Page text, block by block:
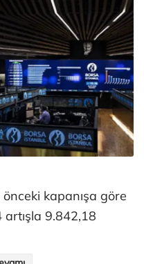
kapanışa göre
artışla 9.842,18